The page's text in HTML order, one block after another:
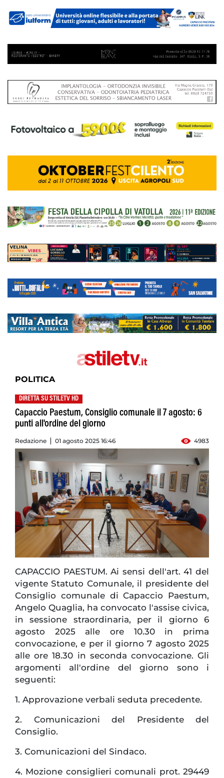
POLITICA
DIRETTA SU STILETV HD
Capaccio Paestum, Consiglio comunale il 7 agosto: 6
punti all'ordine del giorno
Redazione 01 agosto 2025 16:46 4983
CAPACCIO PAESTUM. Ai sensi dell'art. 41 del
vigente Statuto Comunale, il presidente del
Consiglio comunale di Capaccio Paestum,
Angelo Quaglia, ha convocato l'assise civica,
in sessione straordinaria, per il giorno 6
agosto 2025 alle ore 10.30 in prima
convocazione, e per il giorno 7 agosto 2025
alle ore 18.30 in seconda convocazione. Gli
argomenti all'ordine del giorno sono i
seguenti:
1. Approvazione verbali seduta precedente.
2. Comunicazioni del Presidente del
Consiglio.
3. Comunicazioni del Sindaco.
4. Mozione consiglieri comunali prot. 29449